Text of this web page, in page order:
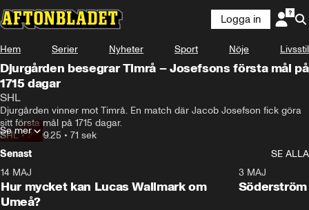
Logga in
Hem Serier Nyheter Sport Nöje Livsstil
Djurgården besegrar Timrå – Josefsons första mål på
1715 dagar
SHL
Djurgården vinner mot Timrå. En match där Jacob Josefson fick göra
sitt första mål på 1715 dagar.
SHL•27.09.25 • 71 sek
Se mer
Senast
SE ALLA
Plus
14 MAJ
Hur mycket kan Lucas Wallmark om
Umeå?
3 MAJ